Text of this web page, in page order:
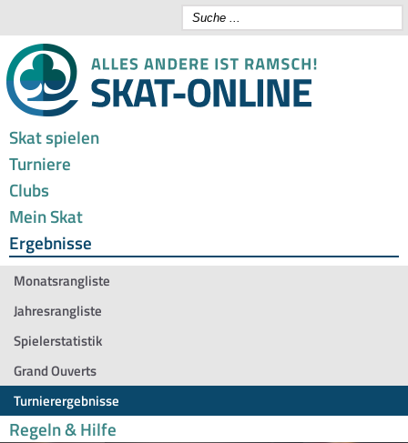
Skat spielen
Turniere
Clubs
Mein Skat
Ergebnisse
Monatsrangliste
Jahresrangliste
Spielerstatistik
Grand Ouverts
Turnierergebnisse
Regeln & Hilfe